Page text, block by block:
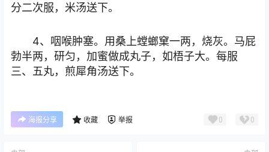
分二次服，米汤送下。
4、咽喉肿塞。用桑上螳螂窠一两，烧灰。马屁
勃半两，研匀，加蜜做成丸子，如梧子大。每服
三、五丸，煎犀角汤送下。
海报分享 收藏 举报 0 0